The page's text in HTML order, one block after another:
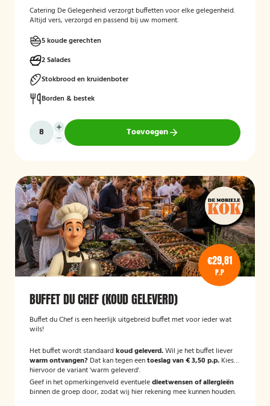
Catering De Gelegenheid verzorgt buffetten voor elke gelegenheid.
Altijd vers, verzorgd en passend bij uw moment.
5 koude gerechten
2 Salades
Stokbrood en kruidenboter
Borden & bestek
Toevoegen
€29,81
P.P
BUFFET DU CHEF (KOUD GELEVERD)
Buffet du Chef is een heerlijk uitgebreid buffet met voor ieder wat
wils!
Het buffet wordt standaard koud geleverd.Wil je het buffet liever
warm ontvangen? Dat kan tegen eentoeslag van € 3,50 p.p. Kies
hiervoor de variant 'warm geleverd'.
Geef in het opmerkingenveld eventueledieetwensen of allergieën
binnen de groep door, zodat wij hier rekening mee kunnen houden.